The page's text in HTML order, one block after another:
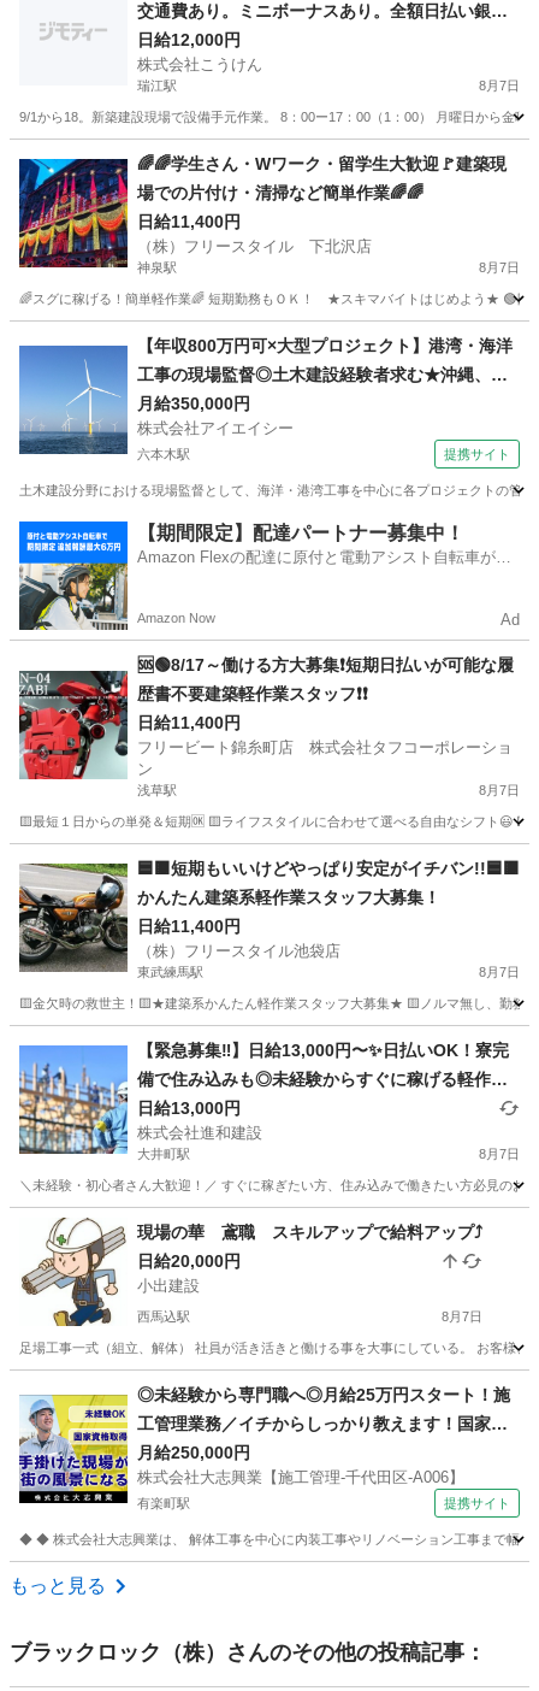
交通費あり。ミニボーナスあり。全額日払い銀行
振り込み。
日給12,000円
株式会社こうけん
瑞江駅 8月7日
9/1から18。新築建設現場で設備手元作業。 8：00ー17：00（1：00） 月曜日から金
瑞江駅 給料
🌈🌈学生さん・Wワーク・留学生大歓迎🚩建築現
場での片付け・清掃など簡単作業🌈🌈
日給11,400円
（株）フリースタイル 下北沢店
神泉駅 8月7日
🌈スグに稼げる！簡単軽作業🌈 短期勤務もＯＫ！ ★スキマバイトはじめよう★ 🟢日
神泉駅 建築 留学生
【年収800万円可×大型プロジェクト】港湾・海洋
工事の現場監督◎土木建設経験者求む★沖縄、東
京、横浜、福島、秋田で活躍のチャンス
月給350,000円
株式会社アイエイシー
六本木駅 提携サイト
土木建設分野における現場監督として、海洋・港湾工事を中心に各プロジェクトの
その他
【期間限定】配達パートナー募集中！
Amazon Flexの配達に原付と電動アシスト自転車が登
Amazon Now Ad
🆘🟢8/17～働ける方大募集❗短期日払いが可能な履
歴書不要建築軽作業スタッフ❗❗
日給11,400円
フリービート錦糸町店 株式会社タフコーポレーショ
ン
浅草駅 8月7日
🟨最短１日からの単発＆短期🆗 🟨ライフスタイルに合わせて選べる自由なシフト😃
浅草駅 その他 スタッフ
🟦🟫短期もいいけどやっぱり安定がイチバン!!🟦🟫
かんたん建築系軽作業スタッフ大募集！
日給11,400円
（株）フリースタイル池袋店
東武練馬駅 8月7日
🟨金欠時の救世主！🟨★建築系かんたん軽作業スタッフ大募集★ 🟨ノルマ無し、勤務
東武練馬駅 その他 スタッフ
【緊急募集‼️】日給13,000円〜✨日払いOK！寮完
備で住み込みも◎未経験からすぐに稼げる軽作
業！
日給13,000円
株式会社進和建設
大井町駅 8月7日
＼未経験・初心者さん大歓迎！／ すぐに稼ぎたい方、住み込みで働きたい方必見の
東京 品川区 大井町駅 その他
現場の華 鳶職 スキルアップで給料アップ⤴️
日給20,000円
小出建設
西馬込駅 8月7日
足場工事一式（組立、解体） 社員が活き活きと働ける事を大事にしている。 お客様
西馬込駅 鳶職 足場
◎未経験から専門職へ◎月給25万円スタート！施
工管理業務／イチからしっかり教えます！国家資
格取得支援あり！ 株式会社大志興業【施工管理-千
代田区-A006】 建築・造園スタッフ
月給250,000円
株式会社大志興業【施工管理-千代田区-A006】
有楽町駅 提携サイト
◆ ◆ 株式会社大志興業は、 解体工事を中心に内装工事やリノベーション工事まで幅
東京 千代田区
もっと見る
ブラックロック（株） さんのその他の投稿記事：